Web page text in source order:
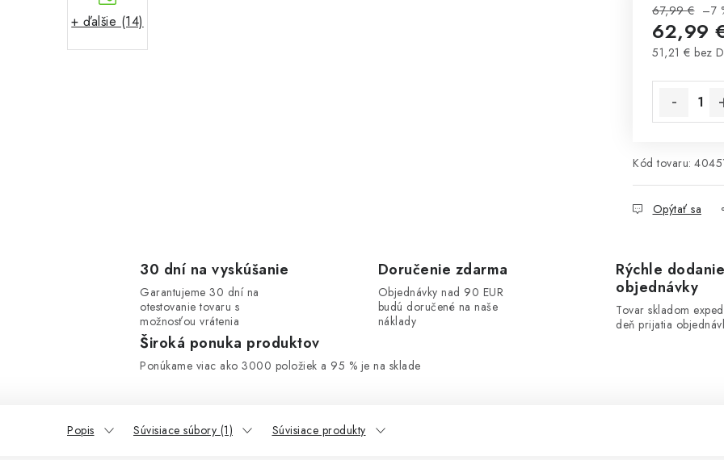
+ ďalšie (14)
67,99 € –7
62,99
51,21 € bez
Kód tovaru:
Opýtať sa
30 dní na vyskúšanie
Garantujeme 30 dní na
otestovanie tovaru s
možnosťou vrátenia
Doručenie zdarma
Objednávky nad 90 EUR
budú doručené na naše
náklady
Rýchle dodanie
objednávky
Tovar skladom
deň prijatia
Široká ponuka produktov
Ponúkame viac ako 3000 položiek a 95 % je na sklade
Popis Súvisiace súbory (1) Súvisiace produkty